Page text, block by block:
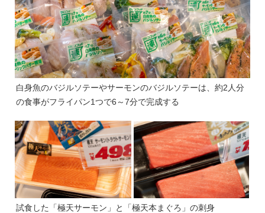
白身魚のバジルソテーやサーモンのバジルソテーは、約2人分
の食事がフライパン1つで6～7分で完成する
試食した「極天サーモン」と「極天本まぐろ」の刺身